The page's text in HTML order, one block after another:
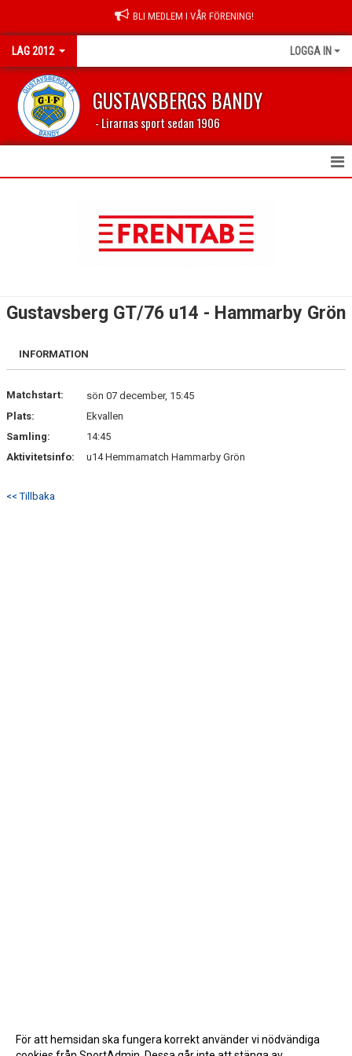
BLI MEDLEM I VÅR FÖRENING!
LAG 2012 LOGGA IN
GUSTAVSBERGS BANDY
- Lirarnas sport sedan 1906
KONTAKT
Gustavsberg GT/76 u14 - Hammarby Grön
INFORMATION
Matchstart:
sön 07 december, 15:45
Plats:
Ekvallen
Samling:
14:45
Aktivitetsinfo:
u14 Hemmamatch Hammarby Grön
<< Tillbaka
För att hemsidan ska fungera korrekt använder vi nödvändiga